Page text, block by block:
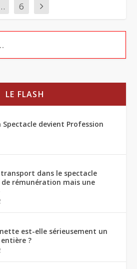
6
LE FLASH
Spectacle devient Profession
dans le spectacle
de rémunération mais une
est-elle sérieusement un
?